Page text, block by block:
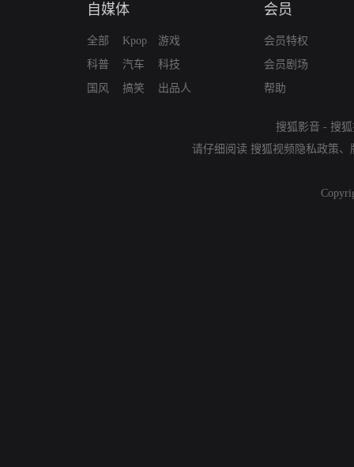
自媒体
全部
科普
国风
Kpop
汽车
搞笑
游戏
科技
出品人
会员
会员特权
会员剧场
帮助
搜狐影音 - 搜
请仔细阅读 搜狐视频隐私政策、